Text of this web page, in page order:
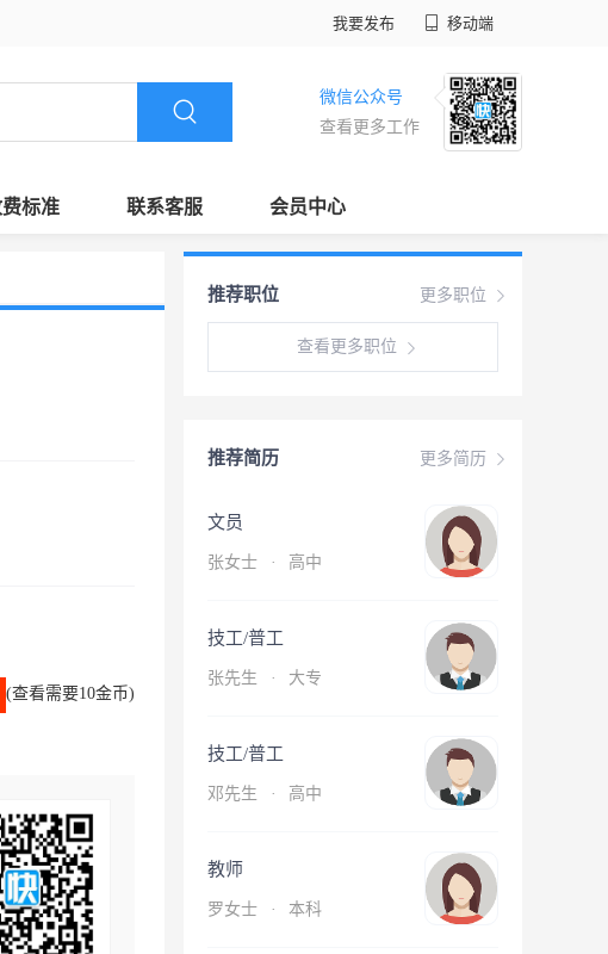
我要发布 移动端
微信公众号
查看更多工作
标准 联系客服 会员中心
(查看需要10金币)
更多职位
推荐职位
查看更多职位
更多简历
推荐简历
文员
张女士 · 高中
技工/普工
张先生 · 大专
技工/普工
邓先生 · 高中
教师
罗女士 · 本科